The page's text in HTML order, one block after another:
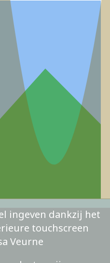
ingeven dankzij het
touchscreen
Veurne